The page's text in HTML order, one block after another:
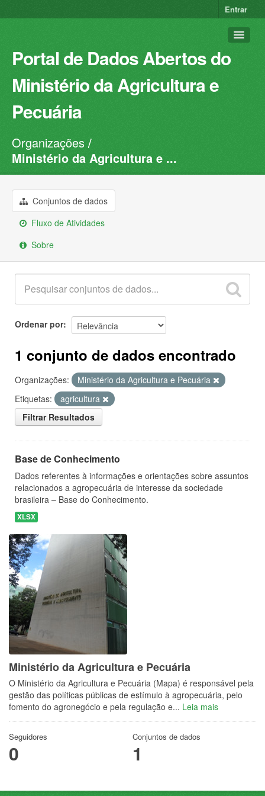
Entrar
Portal de Dados Abertos do
Ministério da Agricultura e
Pecuária
Conjuntos de dados
Organizações
Sobre
Organizações
Ministério da Agricultura e ...
Conjuntos de dados
Fluxo de Atividades
Sobre
Ordenar por
1 conjunto de dados encontrado
Organizações:
Ministério da Agricultura e Pecuária
Etiquetas:
agricultura
Filtrar Resultados
Base de Conhecimento
Dados referentes à informações e orientações sobre assuntos
relacionados a agropecuária de interesse da sociedade
brasileira – Base do Conhecimento.
XLSX
Ministério da Agricultura e Pecuária
O Ministério da Agricultura e Pecuária (Mapa) é responsável pela
gestão das políticas públicas de estímulo à agropecuária, pelo
fomento do agronegócio e pela regulação e... Leia mais
Seguidores
0
Conjuntos de dados
1